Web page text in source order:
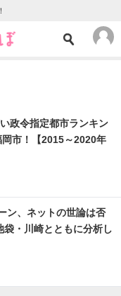
政令指定都市ランキン
市！【2015～2020年
ン、ネットの世論は否
・川崎とともに分析し